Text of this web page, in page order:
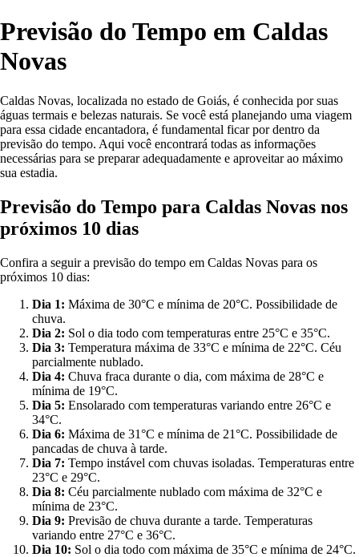
Previsão do Tempo em Caldas
Novas
Caldas Novas, localizada no estado de Goiás, é conhecida por suas
águas termais e belezas naturais. Se você está planejando uma viagem
para essa cidade encantadora, é fundamental ficar por dentro da
previsão do tempo. Aqui você encontrará todas as informações
necessárias para se preparar adequadamente e aproveitar ao máximo
sua estadia.
Previsão do Tempo para Caldas Novas nos
próximos 10 dias
Confira a seguir a previsão do tempo em Caldas Novas para os
próximos 10 dias:
Dia 1: Máxima de 30°C e mínima de 20°C. Possibilidade de
chuva.
Dia 2: Sol o dia todo com temperaturas entre 25°C e 35°C.
Dia 3: Temperatura máxima de 33°C e mínima de 22°C. Céu
parcialmente nublado.
Dia 4: Chuva fraca durante o dia, com máxima de 28°C e
mínima de 19°C.
Dia 5: Ensolarado com temperaturas variando entre 26°C e
34°C.
Dia 6: Máxima de 31°C e mínima de 21°C. Possibilidade de
pancadas de chuva à tarde.
Dia 7: Tempo instável com chuvas isoladas. Temperaturas entre
23°C e 29°C.
Dia 8: Céu parcialmente nublado com máxima de 32°C e
mínima de 23°C.
Dia 9: Previsão de chuva durante a tarde. Temperaturas
variando entre 27°C e 36°C.
Dia 10: Sol o dia todo com máxima de 35°C e mínima de 24°C.